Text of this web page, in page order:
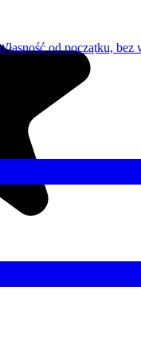
od początku, bez